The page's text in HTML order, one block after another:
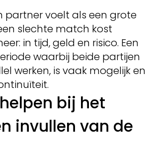
partner voelt als een grote
slechte match kost
in tijd, geld en risico. Een
waarbij beide partijen
werken, is vaak mogelijk en
bij het
invullen van de